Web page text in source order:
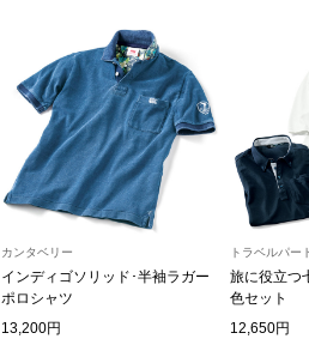
スーツケース
その他
シューズ
スリップオン
カンタベリー
インディゴソリッド･半袖ラガー
ポロシャツ
13,200円
トラベルパー
旅に役立つ
色セット
12,650円